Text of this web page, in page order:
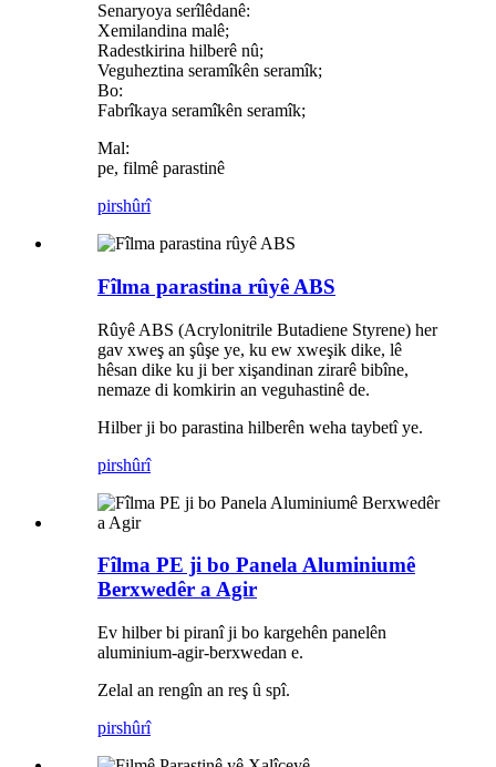
Senaryoya serîlêdanê:
Xemilandina malê;
Radestkirina hilberê nû;
Veguheztina seramîkên seramîk;
Bo:
Fabrîkaya seramîkên seramîk;
Mal:
pe, filmê parastinê
pirshûrî
Fîlma parastina rûyê ABS
Rûyê ABS (Acrylonitrile Butadiene Styrene) her
gav xweş an şûşe ye, ku ew xweşik dike, lê
hêsan dike ku ji ber xişandinan zirarê bibîne,
nemaze di komkirin an veguhastinê de.
Hilber ji bo parastina hilberên weha taybetî ye.
pirshûrî
Fîlma PE ji bo Panela Aluminiumê
Berxwedêr a Agir
Ev hilber bi piranî ji bo kargehên panelên
aluminium-agir-berxwedan e.
Zelal an rengîn an reş û spî.
pirshûrî